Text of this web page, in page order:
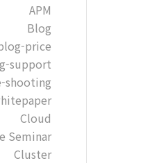
APM
Blog
price
support
shooting
Cloud
Seminar
Cluster